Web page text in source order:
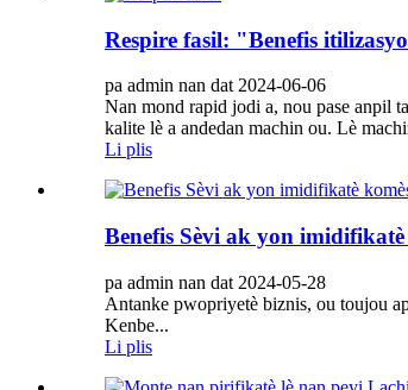
Respire fasil: "Benefis
pa admin nan dat 2024-06-06
Nan mond rapid jodi a, nou pase anpil
kalite lè a andedan machin ou. Lè
Li plis
Benefis Sèvi ak yon
pa admin nan dat 2024-05-28
Antanke pwopriyetè biznis, ou toujou
Kenbe...
Li plis